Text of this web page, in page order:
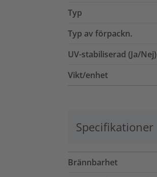
Typ
Typ av förpackn.
UV-stabiliserad (Ja/Nej)
Vikt/enhet
Specifikationer
Brännbarhet